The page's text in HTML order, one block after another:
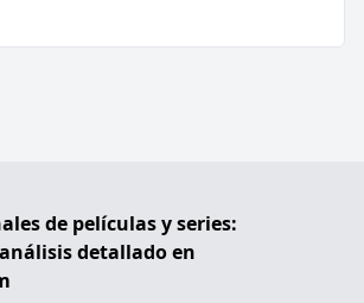
de películas y series:
detallado en